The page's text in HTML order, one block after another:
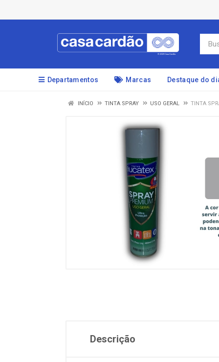
Departamentos Marcas Destaque do
INÍCIO TINTA SPRAY USO GERAL TINTA
Descrição